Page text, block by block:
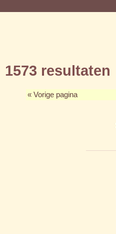
1573 resultaten
« Vorige pagina